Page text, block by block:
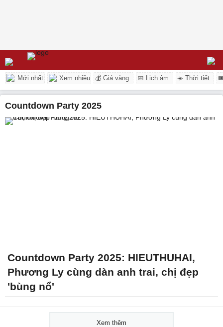
Mới nhất Xem nhiều 💰 Giá vàng 📅 Lịch âm ☀️ Thời tiết
Countdown Party 2025
Countdown Party 2025: HIEUTHUHAI,
Phương Ly cùng dàn anh trai, chị đẹp
'bùng nổ'
Xem thêm